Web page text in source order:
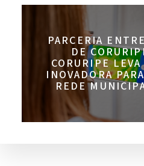
PARCERIA
DE
CORURIPE
INOVADORA
REDE